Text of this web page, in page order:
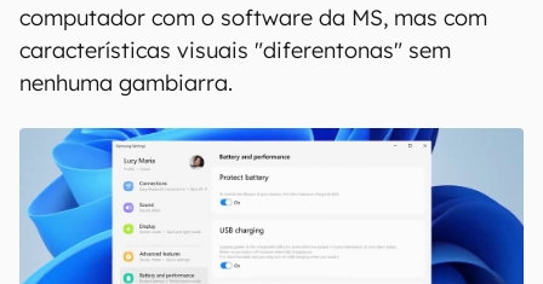
computador com o software da MS, mas com
características visuais "diferentonas" sem
nenhuma gambiarra.